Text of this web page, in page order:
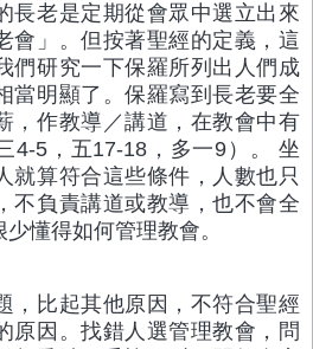
長老是定期從會眾中選立出來
會」。但按著聖經的定義，這
們研究一下保羅所列出人們成
當明顯了。保羅寫到長老要全
，作教導／講道，在教會中有
4-5，五17-18，多一9）。 坐
就算符合這些條件，人數也只
不負責講道或教導，也不會全
懂得如何管理教會。
，比起其他原因，不符合聖經
原因。找錯人選管理教會，問